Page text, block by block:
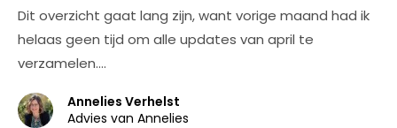
Dit overzicht gaat lang zijn, want vorige maand had ik
helaas geen tijd om alle updates van april te
verzamelen.…
Annelies Verhelst
Advies van Annelies